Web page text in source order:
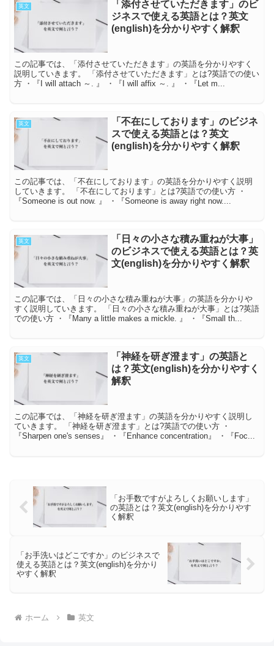
英文
「添付させていただきます」のビ
ジネスで使える英語とは？英文
(english)を分かりやすく解釈
この記事では、「添付させていただきます」の英語を分かりやすく
説明していきます。 「添付させていただきます」とは?英語での使い
方 ・『I will attach ～. 』 ・『I will affix ～. 』 ・『Let m...
英文
「不在にしております」のビジネ
スで使える英語とは？英文
(english)を分かりやすく解釈
この記事では、「不在にしております」の英語を分かりやすく説明
していきます。 「不在にしております」とは?英語での使い方 ・
『Someone is out now. 』 ・『Someone is away right now....
英文
「日々の小さな積み重ねが大事」
のビジネスで使える英語とは？英
文(english)を分かりやすく解釈
この記事では、「日々の小さな積み重ねが大事」の英語を分かりや
すく説明していきます。 「日々の小さな積み重ねが大事」とは?英語
での使い方 ・『Many a little makes a mickle. 』 ・『Small th...
英文
「神経を研ぎ澄ます」の英語と
は？英文(english)を分かりやすく
解釈
この記事では、「神経を研ぎ澄ます」の英語を分かりやすく説明し
ていきます。 「神経を研ぎ澄ます」とは?英語での使い方 ・
『Sharpen one's senses』 ・『Enhance concentration』 ・『Foc...
「お手数ですがよろしくお願いします」
の英語とは？英文(english)を分かりやす
く解釈
「お手洗いはどこですか」のビジネスで
使える英語とは？英文(english)を分かり
やすく解釈
ホーム 英文